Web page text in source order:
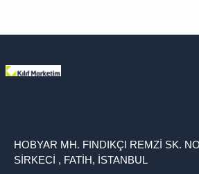
HOBYAR MH. FINDIKÇI REMZİ SK.
SİRKECİ , FATİH, İSTANBUL